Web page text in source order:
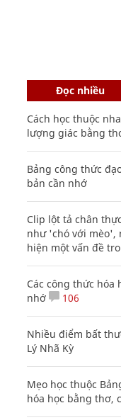
Đọc nhiều
Cách học thuộc
lượng giác bằng
Bảng công thức
bản cần nhớ
Clip lột tả chân
như 'chó với mèo',
hiện một vấn đề
Các công thức hóa
nhớ
106
Nhiều điểm bất
Lý Nhã Kỳ
Mẹo học thuộc
hóa học bằng thơ,